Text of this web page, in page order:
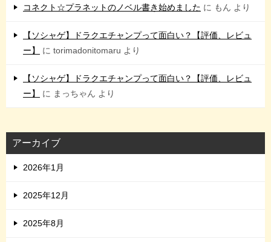
コネクト☆プラネットのノベル書き始めました に もん より
【ソシャゲ】ドラクエチャンプって面白い？【評価、レビュ
ー】
に torimadonitomaru より
【ソシャゲ】ドラクエチャンプって面白い？【評価、レビュ
ー】
に まっちゃん より
アーカイブ
2026年1月
2025年12月
2025年8月